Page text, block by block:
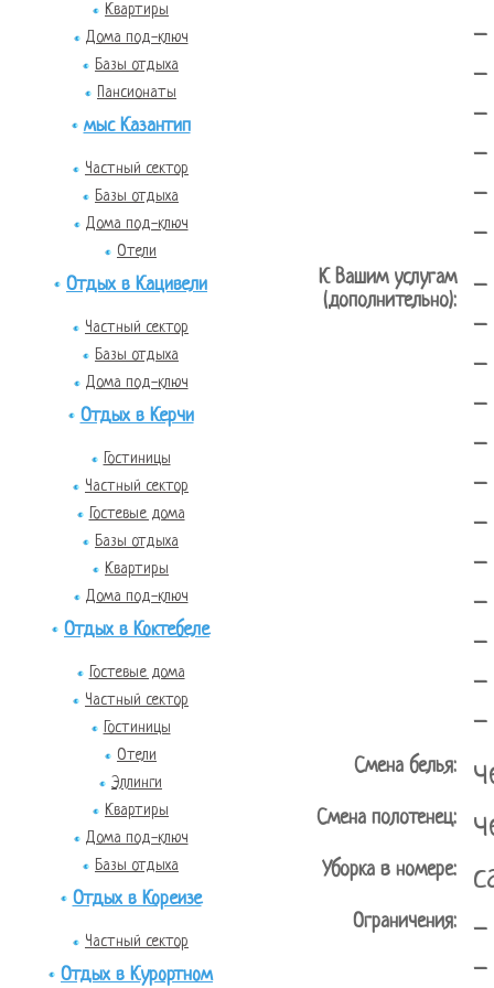
Квартиры
Дома под-ключ
Базы отдыха
Пансионаты
мыс Казантип
Частный сектор
Базы отдыха
Дома под-ключ
Отели
Отдых в Кацивели
Частный сектор
Базы отдыха
Дома под-ключ
Отдых в Керчи
Гостиницы
Частный сектор
Гостевые дома
Базы отдыха
Квартиры
Дома под-ключ
Отдых в Коктебеле
Гостевые дома
Частный сектор
Гостиницы
Отели
Эллинги
Квартиры
Дома под-ключ
Базы отдыха
Отдых в Кореизе
Частный сектор
Отдых в Курортном
-
-
-
-
-
-
К Вашим услугам
(дополнительно):
-
-
-
-
-
-
-
-
-
-
-
-
Смена белья:
Смена полотенец:
Уборка в номере:
Ограничения:
-
-